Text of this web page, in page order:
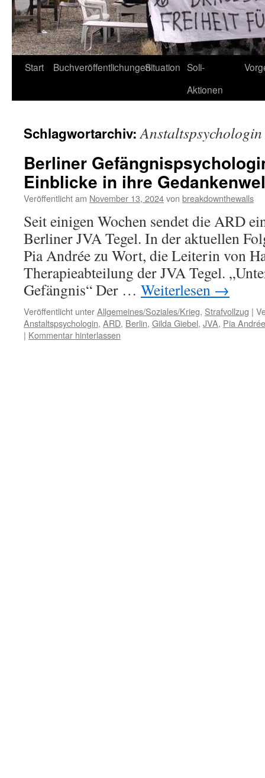
Start BuchveröffentlichungenSituation Soli-
Aktionen
Schlagwortarchiv:Anstaltspsychologin
Berliner
Einblicke in ihre
Veröffentlicht am November 13, 2024von breakdownthewalls
Seit einigen Wochen sendet die ARD
Berliner JVA Tegel. In der aktuellen
Pia Andrée zu Wort, die Leiterin von
Therapieabteilung der JVA Tegel.
Gefängnis“ Der … Weiterlesen →
Veröffentlicht unterAllgemeines/Soziales/Krieg, Strafvollzug |
Anstaltspsychologin, ARD, Berlin, Gilda Giebel, JVA, Pia Andrée
| Kommentar hinterlassen